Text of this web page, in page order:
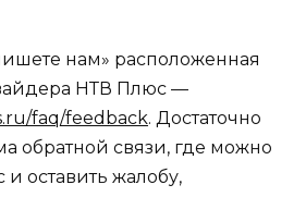
нам» расположенная
НТВ Плюс —
faq/feedback. Достаточно
обратной связи, где можно
и оставить жалобу,